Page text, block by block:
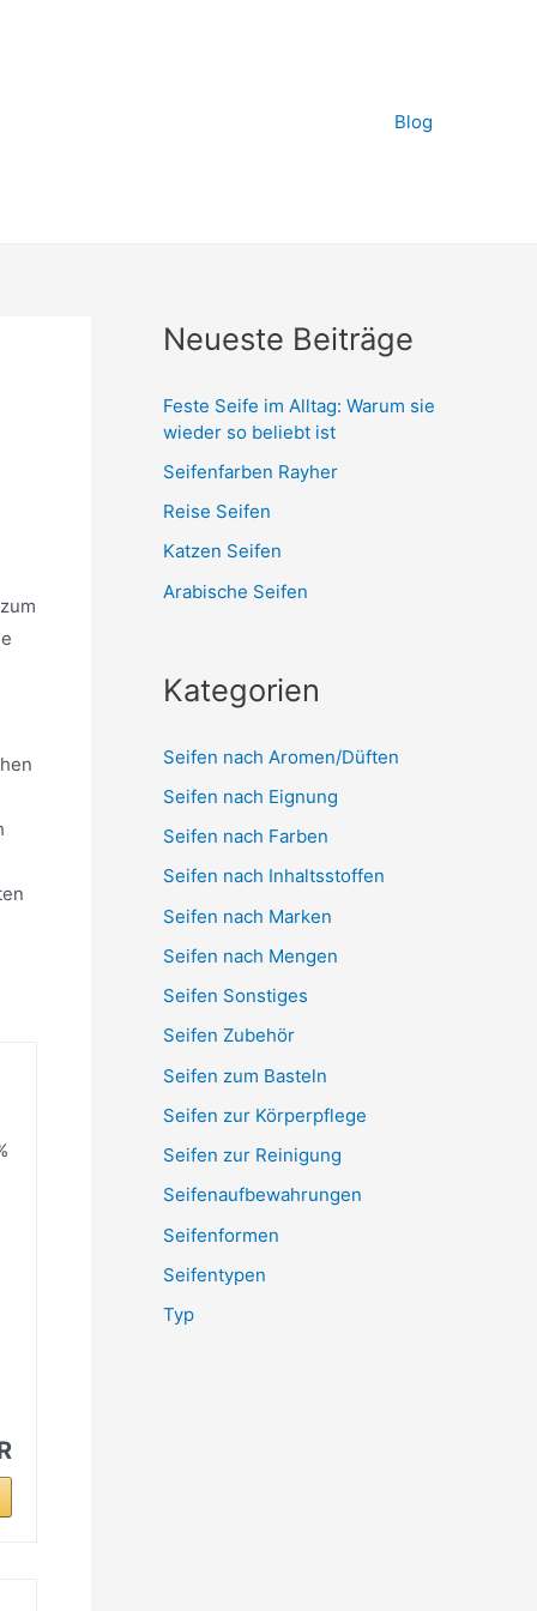
Blog
Neueste Beiträge
Feste Seife im Alltag: Warum sie
wieder so beliebt ist
Seifenfarben Rayher
Reise Seifen
Katzen Seifen
Arabische Seifen
Kategorien
Seifen nach Aromen/Düften
Seifen nach Eignung
Seifen nach Farben
Seifen nach Inhaltsstoffen
Seifen nach Marken
Seifen nach Mengen
Seifen Sonstiges
Seifen Zubehör
Seifen zum Basteln
Seifen zur Körperpflege
Seifen zur Reinigung
Seifenaufbewahrungen
Seifenformen
Seifentypen
Typ